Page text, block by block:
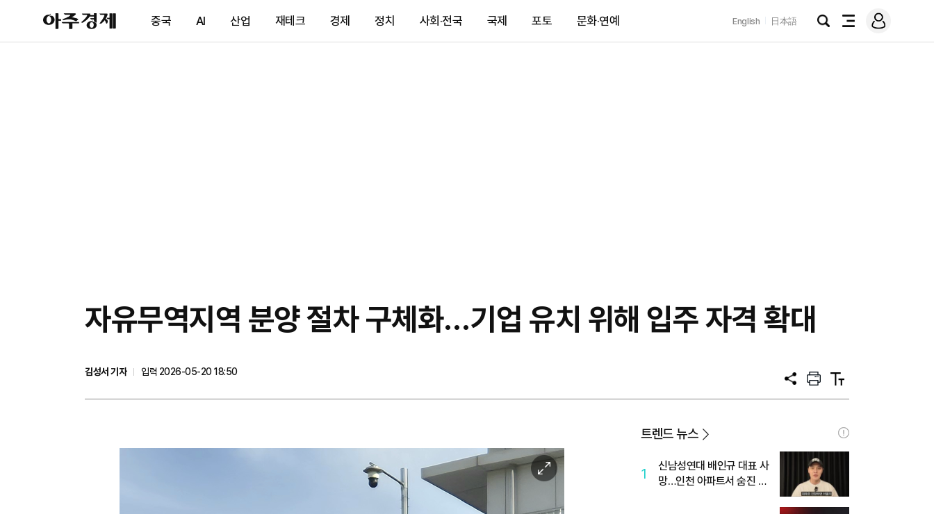
아
주
제
중국 AI 산업 재테크 경제 정치 사회·전국 국제 포토 문화·연예 English 日本語
검
전
메
그
자유무역지역 분양 절차 구체화…기업 유치 위해 입주 자격 확대
김성서 기자
입력 2026-05-20 18:50
공
프
트
텍
트
이
미
트렌드 뉴스
1
신남성연대 배인규 대표 사
망…인천 아파트서 숨진 채